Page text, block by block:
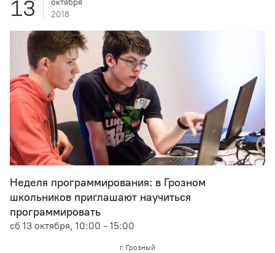
13
октября
2018
Неделя программирования: в Грозном
школьников приглашают научиться
программировать
сб 13 октября, 10:00 - 15:00
г. Грозный